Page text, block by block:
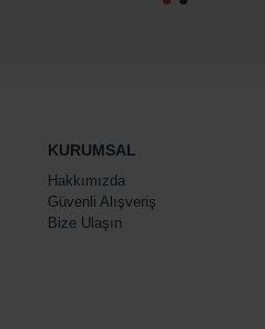
KURUMSAL
Hakkımızda
Güvenli Alışveriş
Bize Ulaşın